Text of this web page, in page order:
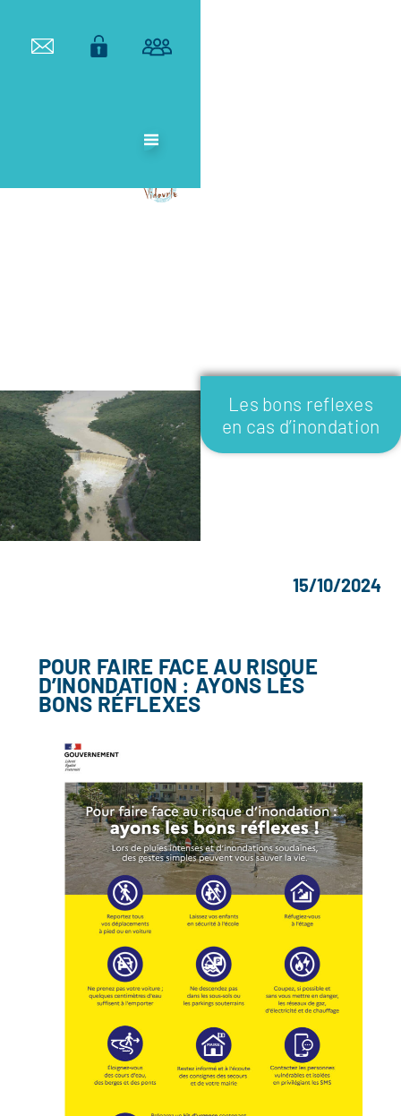
PUBLIC
TERRITORIAL
Les bons reflexes
en cas d’inondation
15/10/2024
POUR FAIRE FACE AU RISQUE
D’INONDATION : AYONS LES
BONS RÉFLEXES